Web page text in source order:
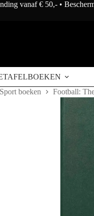
Toevoegen
vanaf € 50,- •
boeken Football: